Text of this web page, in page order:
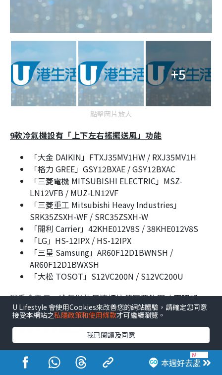
+5
點擊圖片放大
9款冷氣機設有「上下左右搖擺送風」功能
「大金 DAIKIN」FTXJ35MV1HW / RXJ35MV1H
「格力 GREE」GSY12BXAE / GSY12BXAC
「三菱電機 MITSUBISHI ELECTRIC」MSZ-
LN12VFB / MUZ-LN12VF
「三菱重工 Mitsubishi Heavy Industries」
SRK35ZSXH-WF / SRC35ZSXH-W
「開利 Carrier」42KHE012V8S / 38KHE012V8S
「LG」HS-12IPX / HS-12IPX
「三星 Samsung」AR60F12D1BWNSH /
AR60F12D1BWXSH
「大松 TOSOT」S12VC200N / S12VC200U
消委會表示，冷氣機的風速調校範圍要夠闊才更理想，
即高低風速檔之間的送風量差別愈大愈好，否則用戶難
以察覺不同風速檔的分別。
消委會變頻式分體冷氣機︱7
本週好去處
U Lifestyle 會使用Cookies來改善您的網站體驗，請確定您同意
接受本網站之私隱政策和使用條款才可繼續瀏覽。
我已閱讀及同意